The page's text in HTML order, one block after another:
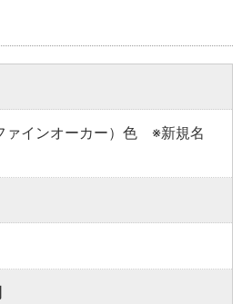
インオーカー）色 ※新規名
とは
などの同梱品が付属してい
、「※業者様向け」と記載の